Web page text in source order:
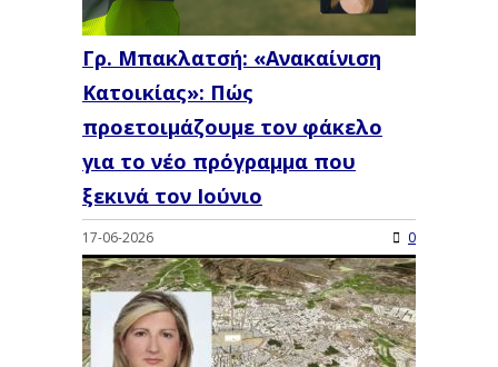
Γρ. Μπακλατσή: «Ανακαίνιση
Κατοικίας»: Πώς
προετοιμάζουμε τον φάκελο
για το νέο πρόγραμμα που
ξεκινά τον Ιούνιο
17-06-2026 0